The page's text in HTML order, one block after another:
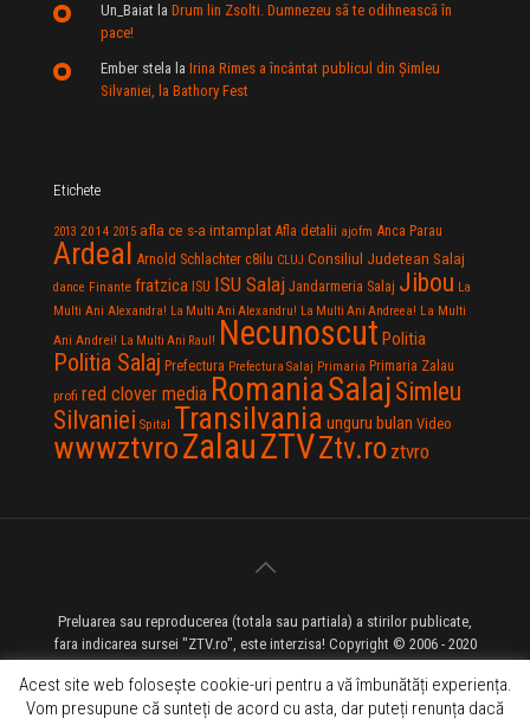
Un_Baiat la Drum lin Zsolti. Dumnezeu sã te odihneascã în
pace!
Ember stela la Irina Rimes a încântat publicul din Şimleu
Silvaniei, la Bathory Fest
Etichete
2013 2014 2015 afla ce s-a intamplat Afla detalii ajofm Anca Parau
Ardeal Arnold Schlachter c8ilu CLUJ Consiliul Judetean Salaj
dance Finante fratzica ISU ISU Salaj Jandarmeria Salaj Jibou La
Multi Ani Alexandra! La Multi Ani Alexandru! La Multi Ani Andreea! La Multi
Ani Andrei! La Multi Ani Raul! Necunoscut Politia
Politia Salaj Prefectura Prefectura Salaj Primaria Primaria Zalau
profi red clover media RomaniaSalaj Simleu
Silvaniei Spital Transilvania unguru bulan Video
wwwztvroZalauZTVZtv.ro ztvro
Preluarea sau reproducerea (totala sau partiala) a stirilor publicate,
fara indicarea sursei "ZTV.ro", este interzisa! Copyright © 2006 - 2020
Acest site web folosește cookie-uri pentru a vă îmbunătăți experiența.
Vom presupune că sunteți de acord cu asta, dar puteți renunța dacă